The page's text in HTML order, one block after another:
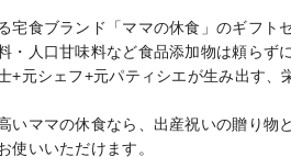
宅食ブランド「ママの休食」のギフト
・人口甘味料など食品添加物は頼らず
+元シェフ+元パティシエが生み出す、
いママの休食なら、出産祝いの贈り物
使いいただけます。